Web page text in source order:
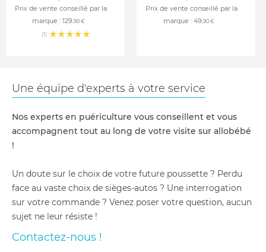
Prix de vente conseillé par la
marque : 129,90 €
(1)
Prix de vente conseillé par la
marque : 49,90 €
Une équipe d'experts à votre service
Nos experts en puériculture vous conseillent et vous
accompagnent tout au long de votre visite sur allobébé
!
Un doute sur le choix de votre future poussette ? Perdu
face au vaste choix de sièges-autos ? Une interrogation
sur votre commande ? Venez poser votre question, aucun
sujet ne leur résiste !
Contactez-nous !